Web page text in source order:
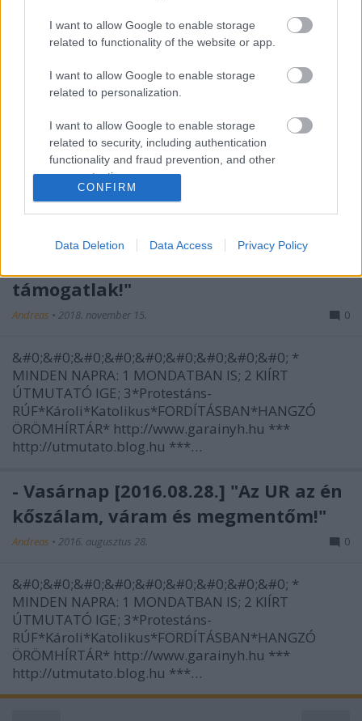
I want to allow Google to enable storage
related to functionality of the website or app.
I want to allow Google to enable storage
related to personalization.
I want to allow Google to enable storage
related to security, including authentication
functionality and fraud prevention, and other
user protection.
CONFIRM
Data Deletion Data Access Privacy Policy
* MINDEN NAPRA: 1 MONDATBAN IS; 2 KIÍRT
RÚF*Károli*Katolikus*FORDÍTÁSBAN*HANGZÓ
ÖRÖMHÍRTÁR* http://www.garainyh.hu ***
http://utmutato.blog.hu ***
http://www.garainyh.hu/utmutato/utmutato.htm
LOSUNG - Kedd [2020.04.14.] *** AZ ÚRISTEN…
- Csütörtök [2018.11.15.] "Én vagyok
Istened! Megerősítlek, meg is
támogatlak!"
Andreas • 2018. november 15. 0
&#0;&#0;&#0;&#0;&#0;&#0;&#0;&#0;&#0; *
MINDEN NAPRA: 1 MONDATBAN IS; 2 KIÍRT
ÚTMUTATÓ IGE; 3*Protestáns-
RÚF*Károli*Katolikus*FORDÍTÁSBAN*HANGZÓ
ÖRÖMHÍRTÁR* http://www.garainyh.hu ***
http://utmutato.blog.hu ***…
- Vasárnap [2016.08.28.] "Az ÚR az én
kőszálam, váram és megmentőm!"
Andreas • 2016. augusztus 28. 0
&#0;&#0;&#0;&#0;&#0;&#0;&#0;&#0;&#0; *
MINDEN NAPRA: 1 MONDATBAN IS; 2 KIÍRT
ÚTMUTATÓ IGE; 3*Protestáns-
RÚF*Károli*Katolikus*FORDÍTÁSBAN*HANGZÓ
ÖRÖMHÍRTÁR* http://www.garainyh.hu ***
http://utmutato.blog.hu ***…